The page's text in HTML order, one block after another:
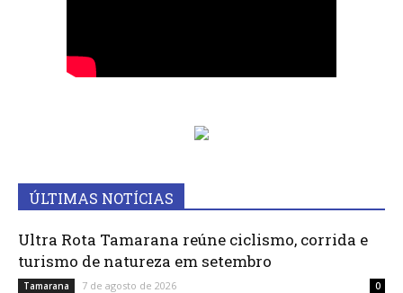
ÚLTIMAS NOTÍCIAS
Ultra Rota Tamarana reúne ciclismo, corrida e
turismo de natureza em setembro
Tamarana 7 de agosto de 2026 0